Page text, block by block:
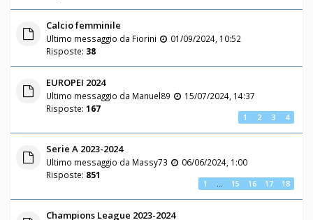
Calcio femminile
Ultimo messaggio da Fiorini
01/09/2024, 10:52
Risposte: 38
EUROPEI 2024
Ultimo messaggio da Manuel89
15/07/2024, 14:37
Risposte: 167
1 2 3 4
Serie A 2023-2024
Ultimo messaggio da Massy73
06/06/2024, 1:00
Risposte: 851
1 … 15 16 17 18
Champions League 2023-2024